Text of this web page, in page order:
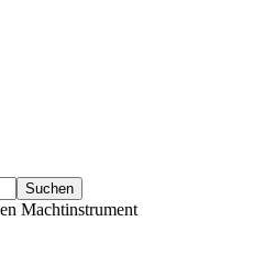
Machtinstrument